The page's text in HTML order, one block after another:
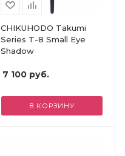
CHIKUHODO Takumi
Series T-8 Small Eye
Shadow
7 100руб.
В КОРЗИНУ